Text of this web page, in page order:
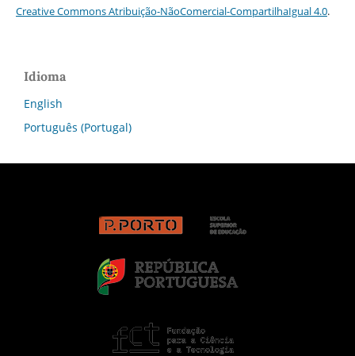
Creative Commons Atribuição-NãoComercial-CompartilhaIgual 4.0.
Idioma
English
Português (Portugal)